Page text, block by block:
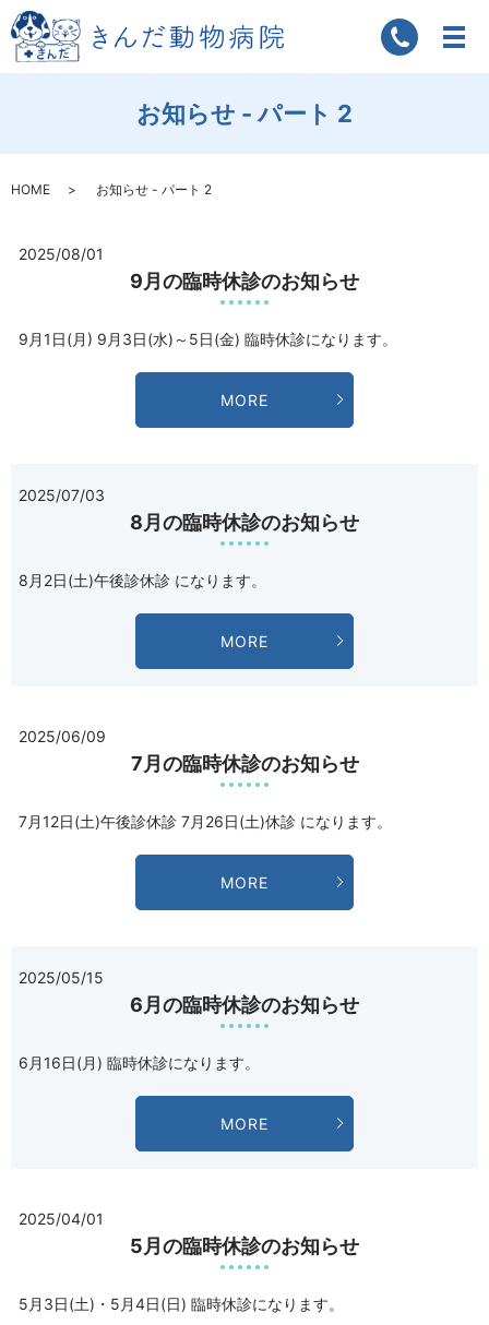
お知らせ - パート 2
HOME お知らせ - パート 2
2025/08/01
9月の臨時休診のお知らせ
9月1日(月) 9月3日(水)～5日(金) 臨時休診になります。
MORE
2025/07/03
8月の臨時休診のお知らせ
8月2日(土)午後診休診 になります。
MORE
2025/06/09
7月の臨時休診のお知らせ
7月12日(土)午後診休診 7月26日(土)休診 になります。
MORE
2025/05/15
6月の臨時休診のお知らせ
6月16日(月) 臨時休診になります。
MORE
2025/04/01
5月の臨時休診のお知らせ
5月3日(土)・5月4日(日) 臨時休診になります。